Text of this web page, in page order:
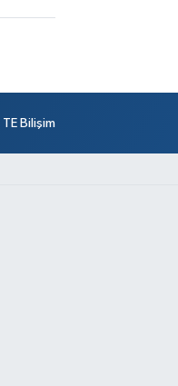
TE Bilişim